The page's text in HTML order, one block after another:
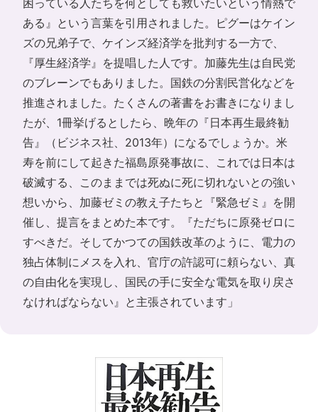
困っている人たちを何としても救いたいという情熱で
ある』という言葉を引用されました。ピグーはケイン
ズの兄弟子で、ケインズ経済学を批判する一方で、
『厚生経済学』を提唱した人です。加藤先生は自民党
のブレーンでもありました。国鉄の分割民営化などを
推進されました。たくさんの著書をお書きになりまし
たが、1冊挙げるとしたら、晩年の『日本再生最終勧
告』（ビジネス社、2013年）になるでしょうか。米
寿を前にして起きた福島原発事故に、これでは日本は
破滅する、このままでは死ぬに死に切れないとの強い
想いから、加藤ゼミの教え子たちと『緊急ゼミ』を開
催し、提言をまとめた本です。『ただちに原発ゼロに
すべきだ。そしてかつての国鉄改革のように、電力の
独占体制にメスを入れ、官庁の許認可に頼らない、真
の自由化を実現し、国民の手に安全な電気を取り戻さ
なければならない』と主張されています」